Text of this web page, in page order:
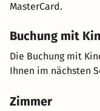
MasterCard.
Buchung mit
Die Buchung mit
Ihnen im nächsten
Zimmer